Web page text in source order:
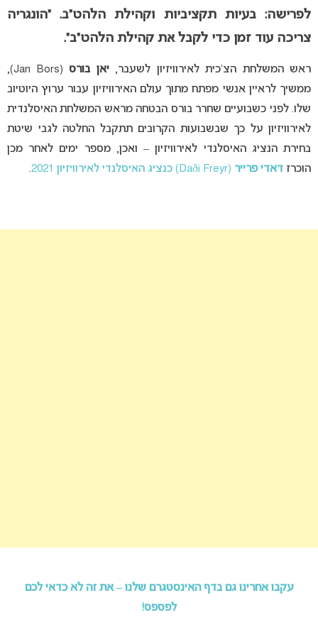
לפרישה: בעיות תקציביות וקהילת הלהט”ב. “הונגריה
צריכה עוד זמן כדי לקבל את קהילת הלהט”ב”.
ראש המשלחת הצ’כית לאירוויזיון לשעבר,יאן בורס
(Jan Bors),
ממשיך לראיין אנשי מפתח מתוך עולם האירוויזיון עבור ערוץ היוטיוב
שלו. לפני כשבועיים שחרר בורס הבטחה מראש המשלחת האיסלנדית
לאירוויזיון על כך שבשבועות הקרובים תתקבל החלטה לגבי שיטת
בחירת הנציג האיסלנדי לאירוויזיון – ואכן, מספר ימים לאחר מכן
הוכרז דאדי פרייר (Daði Freyr) כנציג האיסלנדי לאירוויזיון 2021 .
עקבו אחרינו גם בדף האינסטגרם שלנו – את זה לא כדאי לכם
לפספס!